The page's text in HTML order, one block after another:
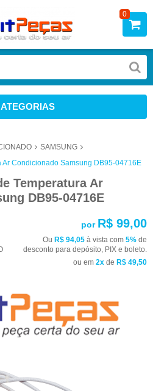
0
SAMSUNG
Condicionado Samsung DB95-04716E
Temperatura Ar
DB95-04716E
por R$ 99,00
Ou R$ 94,05 à vista com 5% de
desconto para depósito, PIX e boleto.
ou em 2x de R$ 49,50